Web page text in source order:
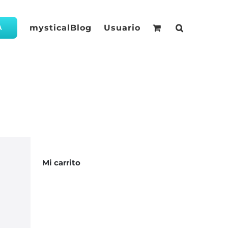
mysticalBlog Usuario
Mi carrito